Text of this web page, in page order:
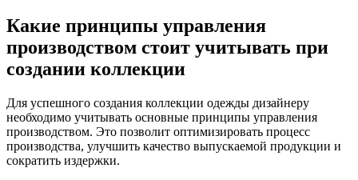
Какие принципы управления
производством стоит учитывать при
создании коллекции
Для успешного создания коллекции одежды дизайнеру
необходимо учитывать основные принципы управления
производством. Это позволит оптимизировать процесс
производства, улучшить качество выпускаемой продукции и
сократить издержки.